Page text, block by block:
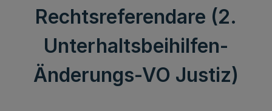
Rechtsreferendare (2.
Unterhaltsbeihilfen-
Änderungs-VO Justiz)